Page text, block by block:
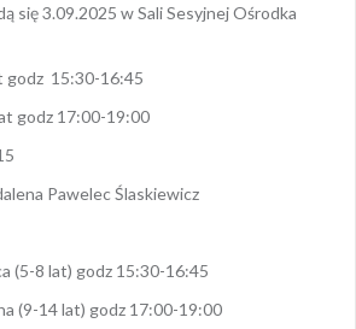
się 3.09.2025 w Sali Sesyjnej Ośrodka
godz 15:30-16:45
godz 17:00-19:00
Pawelec Ślaskiewicz
(5-8 lat) godz 15:30-16:45
(9-14 lat) godz 17:00-19:00